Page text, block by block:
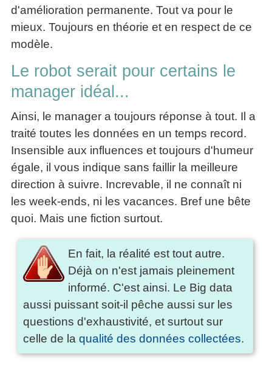
d'amélioration permanente. Tout va pour le
mieux. Toujours en théorie et en respect de ce
modèle.
Le robot serait pour certains le
manager idéal...
Ainsi, le manager a toujours réponse à tout. Il a
traité toutes les données en un temps record.
Insensible aux influences et toujours d'humeur
égale, il vous indique sans faillir la meilleure
direction à suivre. Increvable, il ne connaît ni
les week-ends, ni les vacances. Bref une bête
quoi. Mais une fiction surtout.
En fait, la réalité est tout autre.
Déjà on n'est jamais pleinement
informé. C'est ainsi. Le Big data
aussi puissant soit-il pêche aussi sur les
questions d'exhaustivité, et surtout sur
celle de laqualité des données collectées.